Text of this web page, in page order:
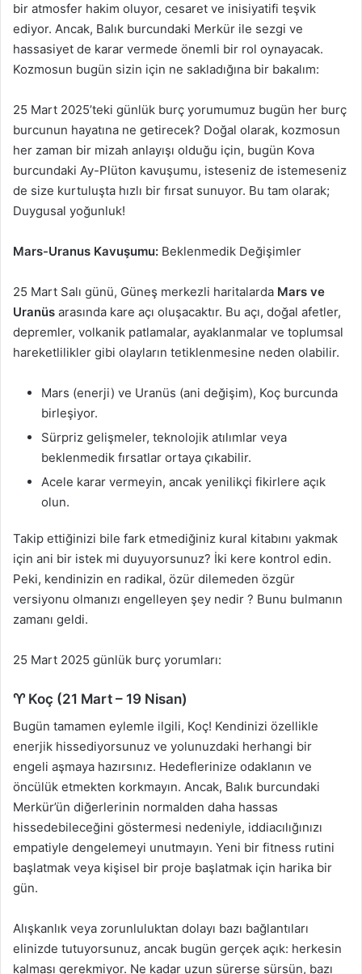
bir atmosfer hakim oluyor, cesaret ve inisiyatifi teşvik
ediyor. Ancak, Balık burcundaki Merkür ile sezgi ve
hassasiyet de karar vermede önemli bir rol oynayacak.
Kozmosun bugün sizin için ne sakladığına bir bakalım:
25 Mart 2025’teki günlük burç yorumumuz bugün her burç
burcunun hayatına ne getirecek? Doğal olarak, kozmosun
her zaman bir mizah anlayışı olduğu için, bugün Kova
burcundaki Ay-Plüton kavuşumu, isteseniz de istemeseniz
de size kurtuluşta hızlı bir fırsat sunuyor. Bu tam olarak;
Duygusal yoğunluk!
Mars-Uranus Kavuşumu: Beklenmedik Değişimler
25 Mart Salı günü, Güneş merkezli haritalarda Mars ve
Uranüs arasında kare açı oluşacaktır. Bu açı, doğal afetler,
depremler, volkanik patlamalar, ayaklanmalar ve toplumsal
hareketlilikler gibi olayların tetiklenmesine neden olabilir.
Mars (enerji) ve Uranüs (ani değişim), Koç burcunda
birleşiyor.
Sürpriz gelişmeler, teknolojik atılımlar veya
beklenmedik fırsatlar ortaya çıkabilir.
Acele karar vermeyin, ancak yenilikçi fikirlere açık
olun.
Takip ettiğinizi bile fark etmediğiniz kural kitabını yakmak
için ani bir istek mi duyuyorsunuz? İki kere kontrol edin.
Peki, kendinizin en radikal, özür dilemeden özgür
versiyonu olmanızı engelleyen şey nedir ? Bunu bulmanın
zamanı geldi.
25 Mart 2025 günlük burç yorumları:
♈ Koç (21 Mart – 19 Nisan)
Bugün tamamen eylemle ilgili, Koç! Kendinizi özellikle
enerjik hissediyorsunuz ve yolunuzdaki herhangi bir
engeli aşmaya hazırsınız. Hedeflerinize odaklanın ve
öncülük etmekten korkmayın. Ancak, Balık burcundaki
Merkür’ün diğerlerinin normalden daha hassas
hissedebileceğini göstermesi nedeniyle, iddiacılığınızı
empatiyle dengelemeyi unutmayın. Yeni bir fitness rutini
başlatmak veya kişisel bir proje başlatmak için harika bir
gün.
Alışkanlık veya zorunluluktan dolayı bazı bağlantıları
elinizde tutuyorsunuz, ancak bugün gerçek açık: herkesin
kalması gerekmiyor. Ne kadar uzun sürerse sürsün, bazı